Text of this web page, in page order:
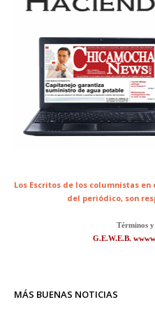
Los Escritos de los columnistas
del periódico, son
Términos
G.E.W.E.B.
MÁS BUENAS NOTICIAS